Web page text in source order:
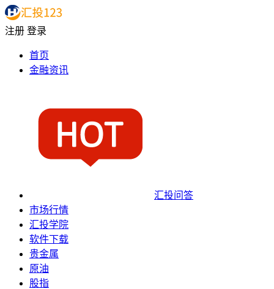
注册 登录
首页
金融资讯
汇投问答
市场行情
汇投学院
软件下载
贵金属
原油
股指